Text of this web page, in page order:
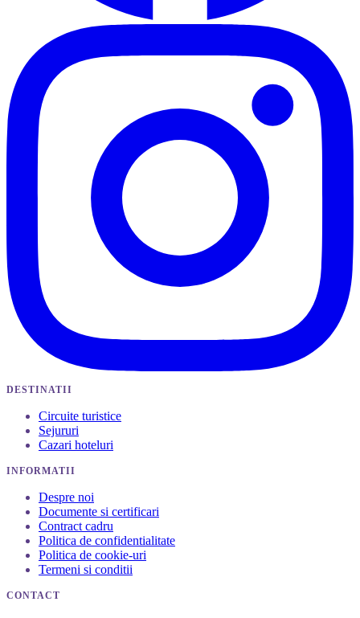
DESTINATII
Circuite turistice
Sejururi
Cazari hoteluri
INFORMATII
Despre noi
Documente si certificari
Contract cadru
Politica de confidentialitate
Politica de cookie-uri
Termeni si conditii
CONTACT